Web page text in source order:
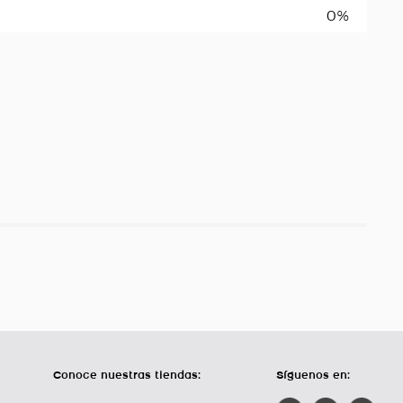
0%
Conoce nuestras tiendas: Síguenos en: